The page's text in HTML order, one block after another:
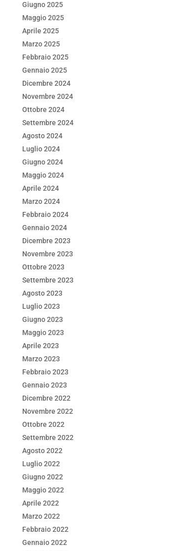
Giugno 2025
Maggio 2025
Aprile 2025
Marzo 2025
Febbraio 2025
Gennaio 2025
Dicembre 2024
Novembre 2024
Ottobre 2024
Settembre 2024
Agosto 2024
Luglio 2024
Giugno 2024
Maggio 2024
Aprile 2024
Marzo 2024
Febbraio 2024
Gennaio 2024
Dicembre 2023
Novembre 2023
Ottobre 2023
Settembre 2023
Agosto 2023
Luglio 2023
Giugno 2023
Maggio 2023
Aprile 2023
Marzo 2023
Febbraio 2023
Gennaio 2023
Dicembre 2022
Novembre 2022
Ottobre 2022
Settembre 2022
Agosto 2022
Luglio 2022
Giugno 2022
Maggio 2022
Aprile 2022
Marzo 2022
Febbraio 2022
Gennaio 2022